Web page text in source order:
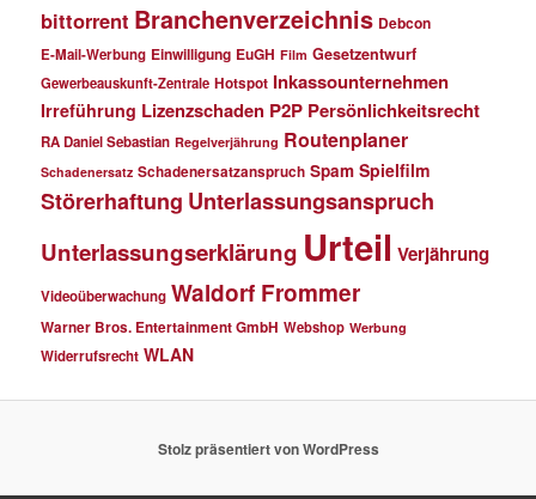
bittorrent Branchenverzeichnis Debcon
E-Mail-Werbung Einwilligung EuGH Film Gesetzentwurf
Gewerbeauskunft-Zentrale Hotspot Inkassounternehmen
Irreführung Lizenzschaden P2P Persönlichkeitsrecht
RA Daniel Sebastian Regelverjährung Routenplaner
Schadenersatz Schadenersatzanspruch Spam Spielfilm
Störerhaftung Unterlassungsanspruch
Unterlassungserklärung Urteil Verjährung
Videoüberwachung Waldorf Frommer
Warner Bros. Entertainment GmbH Webshop Werbung
Widerrufsrecht WLAN
Stolz präsentiert von WordPress